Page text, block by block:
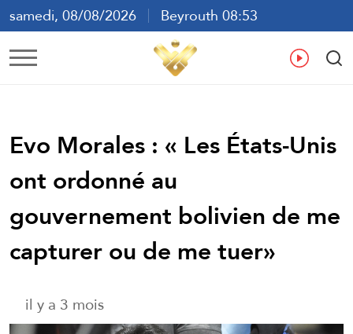
samedi, 08/08/2026
Beyrouth 08:53
ع
Evo Morales : « Les États-Unis
ont ordonné au
gouvernement bolivien de me
capturer ou de me tuer»
il y a 3 mois